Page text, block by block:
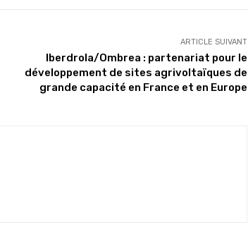
ARTICLE SUIVANT
Iberdrola/Ombrea : partenariat pour le
développement de sites agrivoltaïques de
grande capacité en France et en Europe